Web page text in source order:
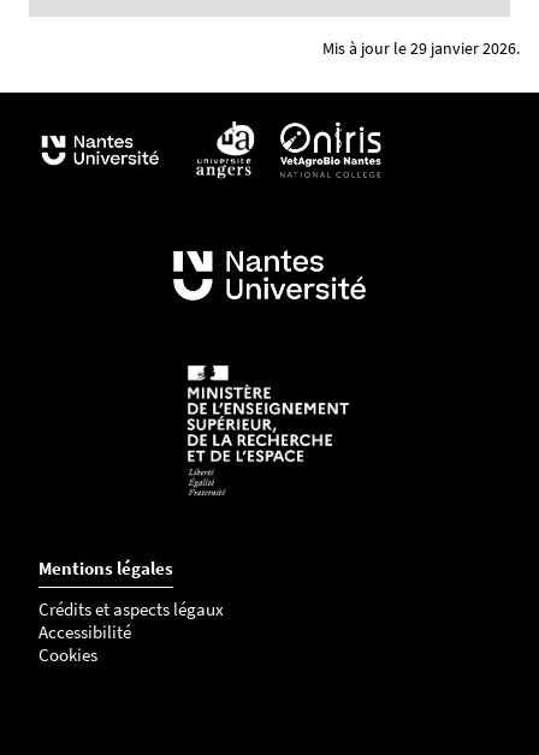
Nanomédecines translationnelles
Inserm UMR 1083/CNRS 6015 - MITOVASC
INSERM UMR 1302/ERL 6001 Immunology and
New Concepts in ImmunoThérapy (INCIT) -
Centre de Recherche en Cancérologie et
Immunologie - Equipes 3, 4 et 5
INSERM UMR 1229 - RMeS Regenerative Medicine
and Skeleton - Equipe REGOS
INSERM UMR 1085 Equipe 10 - Ester
UR - HIFIH Hemodynamique, interaction fibrose
et invasivité tumorales hépatiques
UR - POPS Préventions, Organisations et
Parcours en Soins primaires
Mis à jour le 29 janvier 2026.
Mentions légales
Crédits et aspects légaux
Accessibilité
Cookies